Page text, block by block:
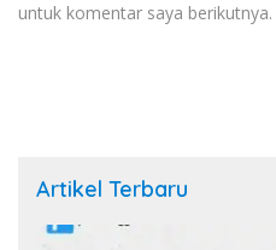
untuk komentar saya berikutnya.
Artikel Terbaru